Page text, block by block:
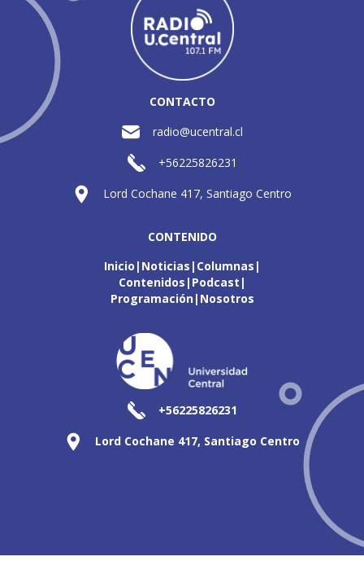
CONTACTO
radio@ucentral.cl
+56225826231
Lord Cochane 417, Santiago Centro
CONTENIDO
Inicio Noticias Columnas
Contenidos Podcast
Programación Nosotros
+56225826231
Lord Cochane 417, Santiago Centro